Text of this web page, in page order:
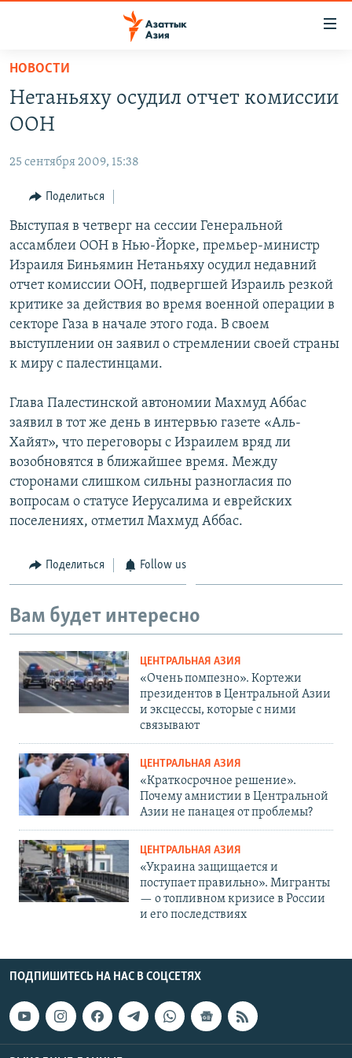
Вернуться
основному
содержанию
навигации
Вернутся
поиску
УЗБЕКИСТАН
ТАДЖИКИСТАН
НА ДРУГИХ ЯЗЫКАХ
ҚАЗАҚША
КЫРГЫЗЧА
ТОҶИКӢ
TÜRKMENÇE
Все сайты РСЕ/РС
НОВОСТИ
Нетаньяху осудил отчет комиссии
ООН
25 сентября 2009, 15:38
Поделиться
Выступая в четверг на сессии Генеральной
ассамблеи ООН в Нью-Йорке, премьер-министр
Израиля Биньямин Нетаньяху осудил недавний
отчет комиссии ООН, подвергшей Израиль резкой
критике за действия во время военной операции в
секторе Газа в начале этого года. В своем
выступлении он заявил о стремлении своей страны
к миру с палестинцами.
Глава Палестинской автономии Махмуд Аббас
заявил в тот же день в интервью газете «Аль-
Хайят», что переговоры с Израилем вряд ли
возобновятся в ближайшее время. Между
сторонами слишком сильны разногласия по
вопросам о статусе Иерусалима и еврейских
поселениях, отметил Махмуд Аббас.
Поделиться Follow us
Вам будет интересно
ЦЕНТРАЛЬНАЯ АЗИЯ
«Очень помпезно». Кортежи
президентов в Центральной Азии
и эксцессы, которые с ними
связывают
ЦЕНТРАЛЬНАЯ АЗИЯ
«Краткосрочное решение».
Почему амнистии в Центральной
Азии не панацея от проблемы?
ЦЕНТРАЛЬНАЯ АЗИЯ
«Украина защищается и
поступает правильно». Мигранты
— о топливном кризисе в России
и его последствиях
ПОДПИШИТЕСЬ НА НАС В СОЦСЕТЯХ